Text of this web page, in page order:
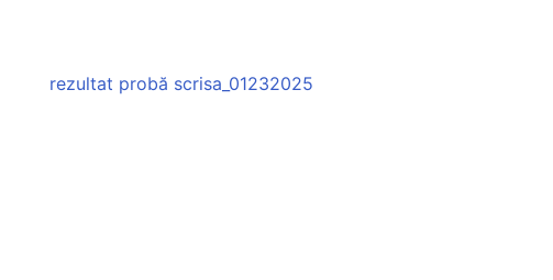
rezultat probă scrisa_01232025